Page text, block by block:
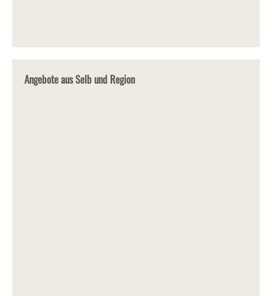
Angebote aus Selb und Region